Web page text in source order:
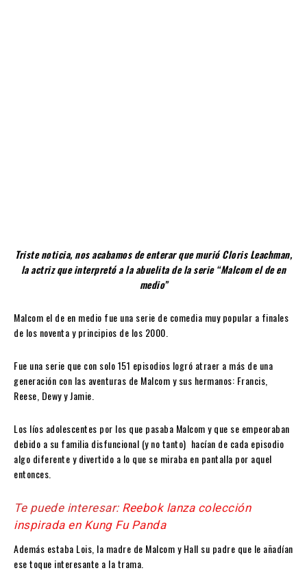
Triste noticia, nos acabamos de enterar que murió Cloris Leachman,
la actriz que interpretó a la abuelita de la serie “Malcom el de en
medio”
Malcom el de en medio fue una serie de comedia muy popular a finales
de los noventa y principios de los 2000.
Fue una serie que con solo 151 episodios logró atraer a más de una
generación con las aventuras de Malcom y sus hermanos: Francis,
Reese, Dewy y Jamie.
Los líos adolescentes por los que pasaba Malcom y que se empeoraban
debido a su familia disfuncional (y no tanto) hacían de cada episodio
algo diferente y divertido a lo que se miraba en pantalla por aquel
entonces.
Te puede interesar: Reebok lanza colección
inspirada en Kung Fu Panda
Además estaba Lois, la madre de Malcom y Hall su padre que le añadían
ese toque interesante a la trama.